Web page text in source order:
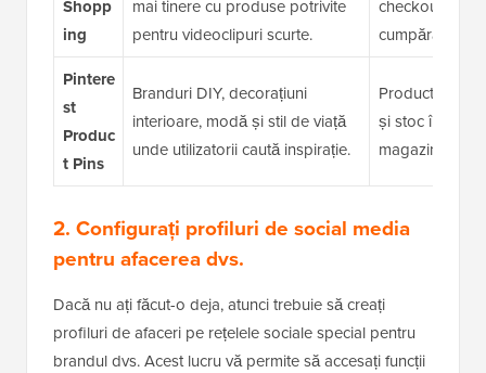
Shopp
ing
mai tinere cu produse potrivite
pentru videoclipuri scurte.
checkout în
cumpărături
Pintere
st
Produc
t Pins
Branduri DIY, decorațiuni
interioare, modă și stil de viață
unde utilizatorii caută inspirație.
Product Pins
și stoc în timp
magazinul tău.
2. Configurați profiluri de social media
pentru afacerea dvs.
Dacă nu ați făcut-o deja, atunci trebuie să creați
profiluri de afaceri pe rețelele sociale special pentru
brandul dvs. Acest lucru vă permite să accesați funcții